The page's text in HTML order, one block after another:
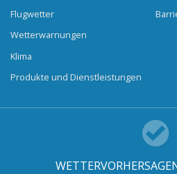
Flugwetter
Wetterwarnungen
Klima
Produkte und Dienstleistungen